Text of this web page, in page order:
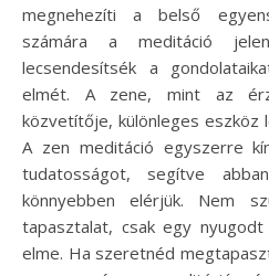
megnehezíti a belső
számára a meditáció
lecsendesítsék a
elmét. A zene, mint az
közvetítője, különleges eszköz
A zen meditáció egyszerre
tudatosságot, segítve
könnyebben elérjük. Nem
tapasztalat, csak egy
elme. Ha szeretnéd